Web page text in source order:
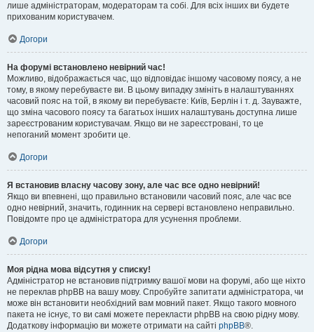
лише адміністраторам, модераторам та собі. Для всіх інших ви будете
прихованим користувачем.
Догори
На форумі встановлено невірний час!
Можливо, відображається час, що відповідає іншому часовому поясу, а не
тому, в якому перебуваєте ви. В цьому випадку змініть в налаштуваннях
часовий пояс на той, в якому ви перебуваєте: Київ, Берлін і т. д. Зауважте,
що зміна часового поясу та багатьох інших налаштувань доступна лише
зареєстрованим користувачам. Якщо ви не зареєстровані, то це
непоганий момент зробити це.
Догори
Я встановив власну часову зону, але час все одно невірний!
Якщо ви впевнені, що правильно встановили часовий пояс, але час все
одно невірний, значить, годинник на сервері встановлено неправильно.
Повідомте про це адміністратора для усунення проблеми.
Догори
Моя рідна мова відсутня у списку!
Адміністратор не встановив підтримку вашої мови на форумі, або ще ніхто
не переклав phpBB на вашу мову. Спробуйте запитати адміністратора, чи
може він встановити необхідний вам мовний пакет. Якщо такого мовного
пакета не існує, то ви самі можете перекласти phpBB на свою рідну мову.
Додаткову інформацію ви можете отримати на сайті phpBB®.